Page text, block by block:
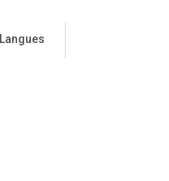
Langues